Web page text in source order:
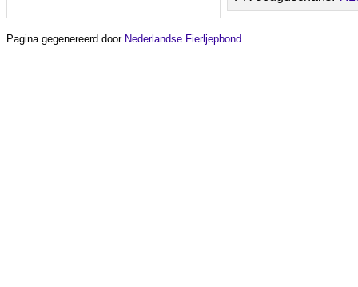
Pagina gegenereerd door Nederlandse Fierljepbond